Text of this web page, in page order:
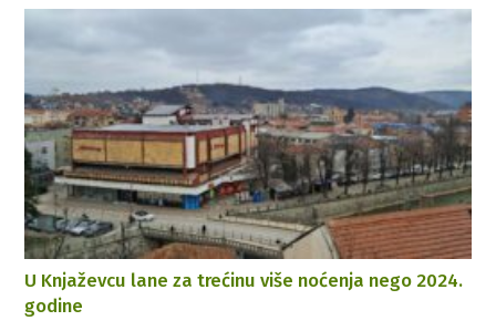
U Knjaževcu lane za trećinu više noćenja nego 2024.
godine